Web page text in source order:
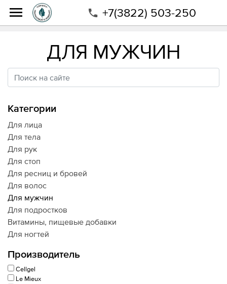
+7(3822) 503-250
ДЛЯ МУЖЧИН
Категории
Для лица
Для тела
Для рук
Для стоп
Для ресниц и бровей
Для волос
Для мужчин
Для подростков
Витамины, пищевые добавки
Для ногтей
Производитель
Cellgel
Le Mieux